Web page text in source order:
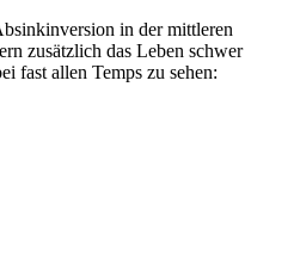
in der mittleren
zusätzlich das Leben schwer
fast allen Temps zu sehen: